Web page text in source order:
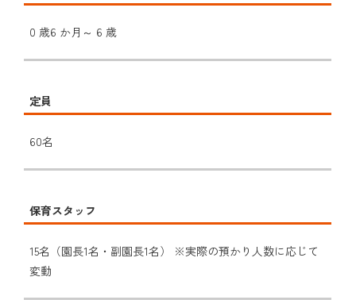
0 歳6 か月～ 6 歳
定員
60名
保育スタッフ
15名（園長1名・副園長1名） ※実際の預かり人数に応じて
変動